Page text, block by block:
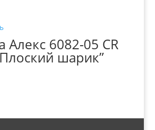
Алекс 6082-05 CR
шарик”